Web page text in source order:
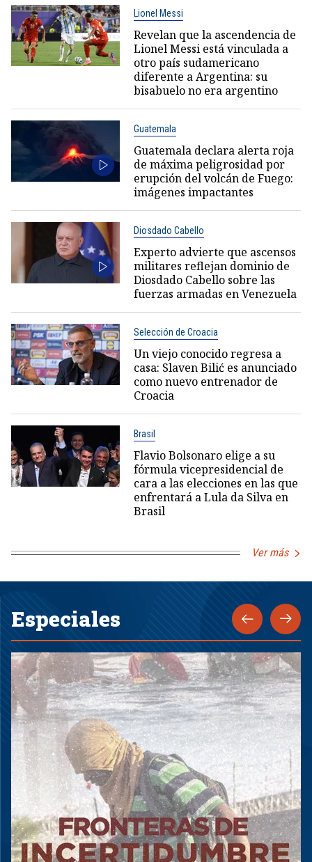
Lionel Messi
Revelan que la ascendencia de
Lionel Messi está vinculada a
otro país sudamericano
diferente a Argentina: su
bisabuelo no era argentino
Guatemala
Guatemala declara alerta roja
de máxima peligrosidad por
erupción del volcán de Fuego:
imágenes impactantes
Diosdado Cabello
Experto advierte que ascensos
militares reflejan dominio de
Diosdado Cabello sobre las
fuerzas armadas en Venezuela
Selección de Croacia
Un viejo conocido regresa a
casa: Slaven Bilić es anunciado
como nuevo entrenador de
Croacia
Brasil
Flavio Bolsonaro elige a su
fórmula vicepresidencial de
cara a las elecciones en las que
enfrentará a Lula da Silva en
Brasil
Ver más
Especiales